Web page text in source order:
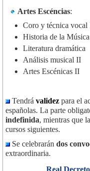
Artes Escéncias:
Coro y técnica vocal
Historia de la
Literatura dramática
Análisis musical II
Artes Escénicas II
Tendrá validez para el
españolas. La parte
indefinida, mientras que
cursos siguientes.
Se celebrarán dos
extraordinaria.
Real